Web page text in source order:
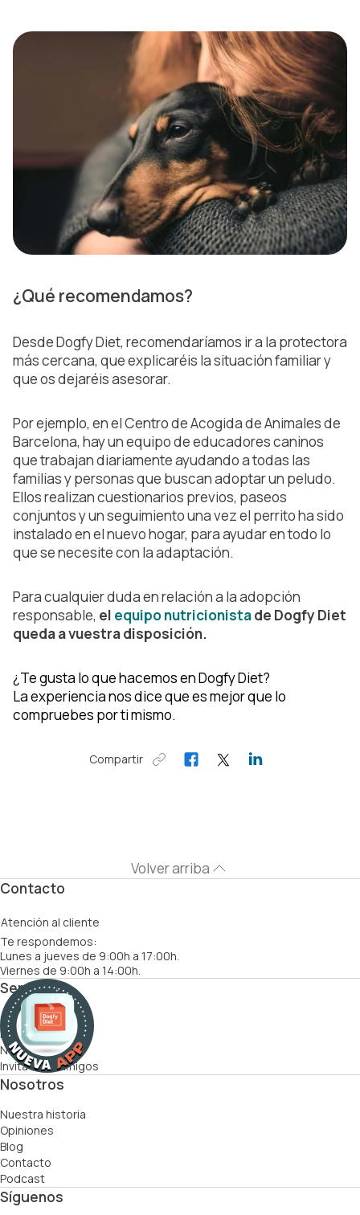
¿Qué recomendamos?
Desde Dogfy Diet, recomendaríamos ir a la protectora
más cercana, que explicaréis la situación familiar y
que os dejaréis asesorar.
Por ejemplo, en el Centro de Acogida de Animales de
Barcelona, hay un equipo de educadores caninos
que trabajan diariamente ayudando a todas las
familias y personas que buscan adoptar un peludo.
Ellos realizan cuestionarios previos, paseos
conjuntos y un seguimiento una vez el perrito ha sido
instalado en el nuevo hogar, para ayudar en todo lo
que se necesite con la adaptación.
Para cualquier duda en relación a la adopción
responsable, el equipo nutricionistade Dogfy Diet
queda a vuestra disposición.
¿Te gusta lo que hacemos en Dogfy Diet?
La experiencia nos dice que es mejor que lo
compruebes por ti mismo.
Compartir
Volver arriba
Contacto
Atención al cliente
Te respondemos:
Lunes a jueves de 9:00h a 17:00h.
Viernes de 9:00h a 14:00h.
Servicios
Cómo funciona
Recetas
Nutricionistas
Invita a tus amigos
Nosotros
Nuestra historia
Opiniones
Blog
Contacto
Podcast
Síguenos